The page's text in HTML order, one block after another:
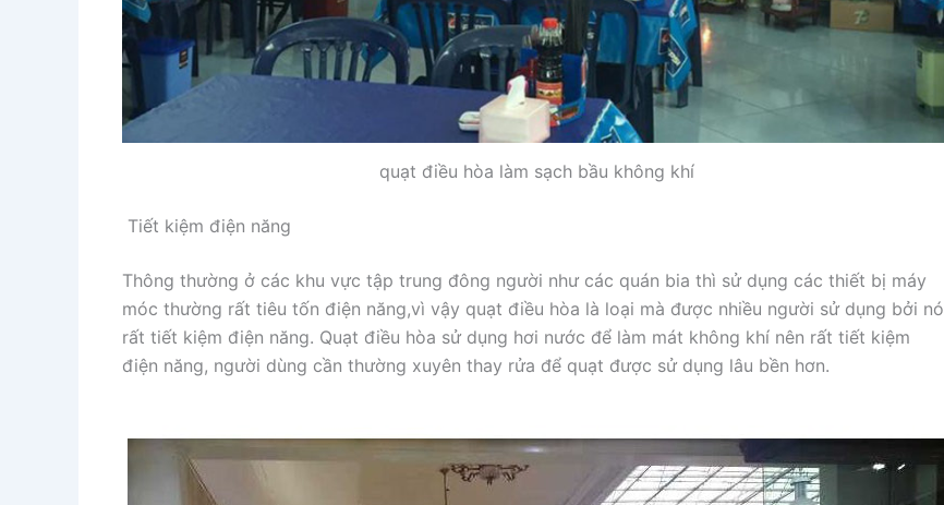
quạt điều hòa làm sạch bầu không khí
Tiết kiệm điện năng
Thông thường ở các khu vực tập trung đông người như các quán bia thì sử dụng các thiết bị máy
móc thường rất tiêu tốn điện năng,vì vậy quạt điều hòa là loại mà được nhiều người sử dụng bởi nó
rất tiết kiệm điện năng. Quạt điều hòa sử dụng hơi nước để làm mát không khí nên rất tiết kiệm
điện năng, người dùng cần thường xuyên thay rửa để quạt được sử dụng lâu bền hơn.